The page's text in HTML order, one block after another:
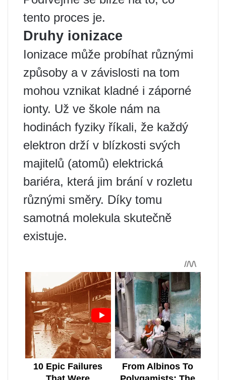
tento proces je.
Druhy ionizace
Ionizace může probíhat různými
způsoby a v závislosti na tom
mohou vznikat kladné i záporné
ionty. Už ve škole nám na
hodinách fyziky říkali, že každý
elektron drží v blízkosti svých
majitelů (atomů) elektrická
bariéra, která jim brání v rozletu
různými směry. Díky tomu
samotná molekula skutečně
existuje.